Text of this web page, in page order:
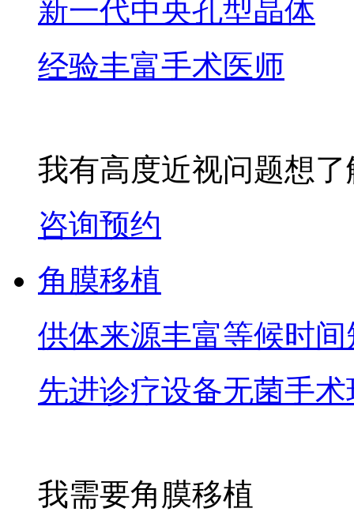
新一代中央孔型晶体
经验丰富手术医师
我有高度近视问题想了
咨询预约
角膜移植
供体来源丰富等候时间
先进诊疗设备无菌手术
我需要角膜移植